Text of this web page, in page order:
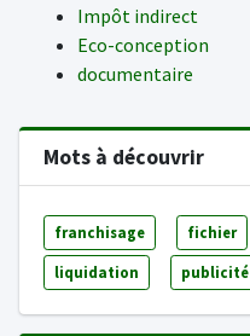
Impôt indirect
Eco-conception
documentaire
Mots à découvrir
franchisage fichier
liquidation publicité